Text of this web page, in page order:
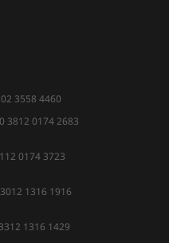
3558 4460
3812 0174 2683
0174 3723
1316 1916
1316 1429